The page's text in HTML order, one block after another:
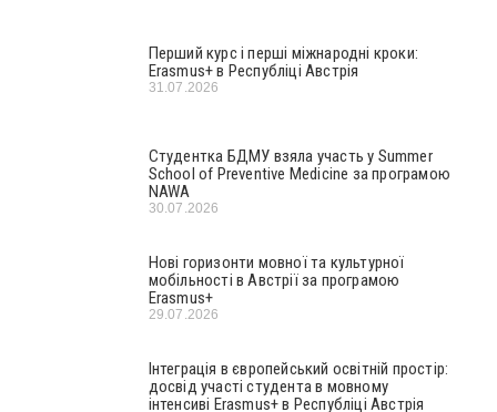
Перший курс і перші міжнародні кроки:
Erasmus+ в Республіці Австрія
31.07.2026
Студентка БДМУ взяла участь у Summer
School of Preventive Medicine за програмою
NAWA
30.07.2026
Нові горизонти мовної та культурної
мобільності в Австрії за програмою
Erasmus+
29.07.2026
Інтеграція в європейський освітній простір:
досвід участі студента в мовному
інтенсиві Erasmus+ в Республіці Австрія